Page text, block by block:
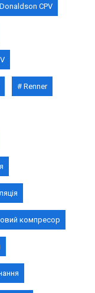
Donaldson CPV
Renner
компресор